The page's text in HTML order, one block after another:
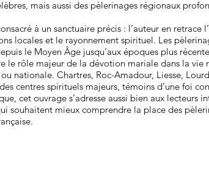
mais aussi des pèlerinages régionaux
à un sanctuaire précis : l’auteur en retrace
locales et le rayonnement spirituel. Les
le Moyen Âge jusqu’aux époques plus
le rôle majeur de la dévotion mariale dans la vie
nationale. Chartres, Roc-Amadour, Liesse,
centres spirituels majeurs, témoins d’une foi
cet ouvrage s’adresse aussi bien aux lecteurs
souhaitent mieux comprendre la place des